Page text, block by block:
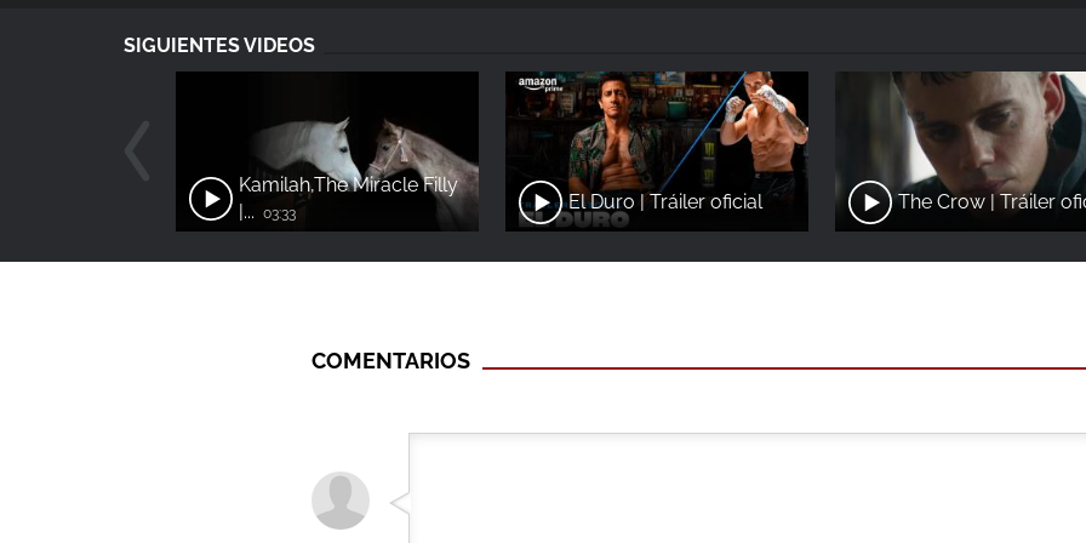
SIGUIENTES VIDEOS
Kamilah,The Miracle Filly
|...
03:33 El Duro | Tráiler oficial The Crow | Tráiler
COMENTARIOS